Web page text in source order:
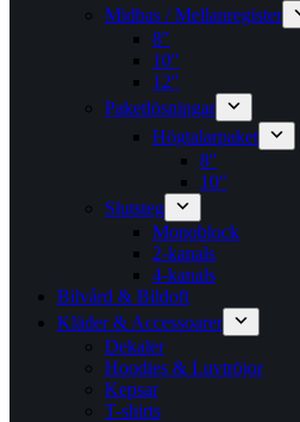
Midbas / Mellanregister
8″
10″
12″
Paketlösningar
Högtalarpaket
8″
10″
Slutsteg
Monoblock
2-kanals
4-kanals
Bilvård & Bildoft
Kläder & Accessoarer
Dekaler
Hoodies & Luvtröjor
Kepsar
T-shirts